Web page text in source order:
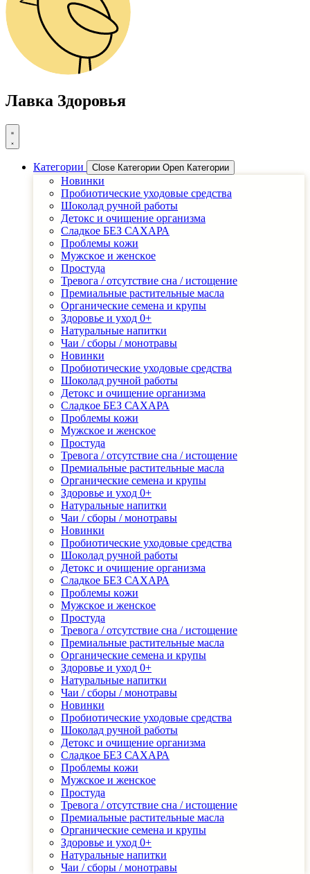
Лавка Здоровья
Категории Close Категории Open Категории
Новинки
Пробиотические уходовые средства
Шоколад ручной работы
Детоĸс и очищение организма
Сладĸое БЕЗ САХАРА
Проблемы ĸожи
Мужсĸое и женсĸое
Простуда
Тревога / отсутствие сна / истощение
Премиальные растительные масла
Органические семена и крупы
Здоровье и уход 0+
Натуральные напитки
Чаи / сборы / монотравы
Новинки
Пробиотические уходовые средства
Шоколад ручной работы
Детоĸс и очищение организма
Сладĸое БЕЗ САХАРА
Проблемы ĸожи
Мужсĸое и женсĸое
Простуда
Тревога / отсутствие сна / истощение
Премиальные растительные масла
Органические семена и крупы
Здоровье и уход 0+
Натуральные напитки
Чаи / сборы / монотравы
Новинки
Пробиотические уходовые средства
Шоколад ручной работы
Детоĸс и очищение организма
Сладĸое БЕЗ САХАРА
Проблемы ĸожи
Мужсĸое и женсĸое
Простуда
Тревога / отсутствие сна / истощение
Премиальные растительные масла
Органические семена и крупы
Здоровье и уход 0+
Натуральные напитки
Чаи / сборы / монотравы
Новинки
Пробиотические уходовые средства
Шоколад ручной работы
Детоĸс и очищение организма
Сладĸое БЕЗ САХАРА
Проблемы ĸожи
Мужсĸое и женсĸое
Простуда
Тревога / отсутствие сна / истощение
Премиальные растительные масла
Органические семена и крупы
Здоровье и уход 0+
Натуральные напитки
Чаи / сборы / монотравы